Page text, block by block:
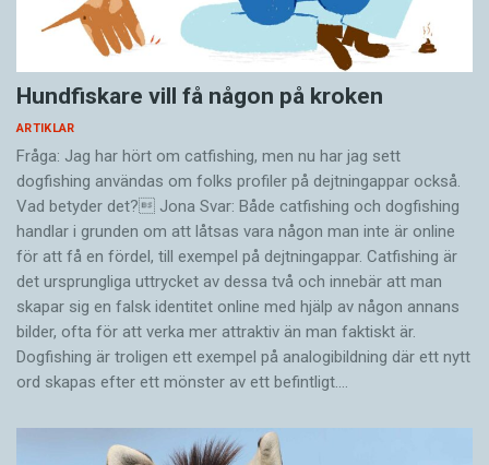
Hundfiskare vill få någon på kroken
ARTIKLAR
Fråga: Jag har hört om catfishing, men nu har jag sett
dogfishing användas om folks profiler på dejtningappar också.
Vad betyder det? Jona Svar: Både catfishing och dogfishing
handlar i grunden om att låtsas vara någon man inte är online
för att få en fördel, till exempel på dejtningappar. Catfishing är
det ursprungliga uttrycket av dessa två och innebär att man
skapar sig en falsk identitet online med hjälp av någon annans
bilder, ofta för att verka mer attraktiv än man faktiskt är.
Dogfishing är troligen ett exempel på analogibildning där ett nytt
ord skapas efter ett mönster av ett befintligt.…